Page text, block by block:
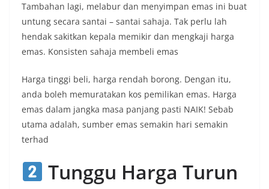
Tambahan lagi, melabur dan menyimpan emas ini buat
untung secara santai – santai sahaja. Tak perlu lah
hendak sakitkan kepala memikir dan mengkaji harga
emas. Konsisten sahaja membeli emas
Harga tinggi beli, harga rendah borong. Dengan itu,
anda boleh memuratakan kos pemilikan emas. Harga
emas dalam jangka masa panjang pasti NAIK! Sebab
utama adalah, sumber emas semakin hari semakin
terhad
Tunggu Harga Turun